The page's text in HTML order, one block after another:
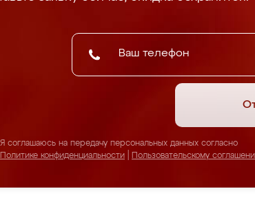
Я соглашаюсь на передачу персональных данных согласно
Политике конфиденциальности
Пользовательскому